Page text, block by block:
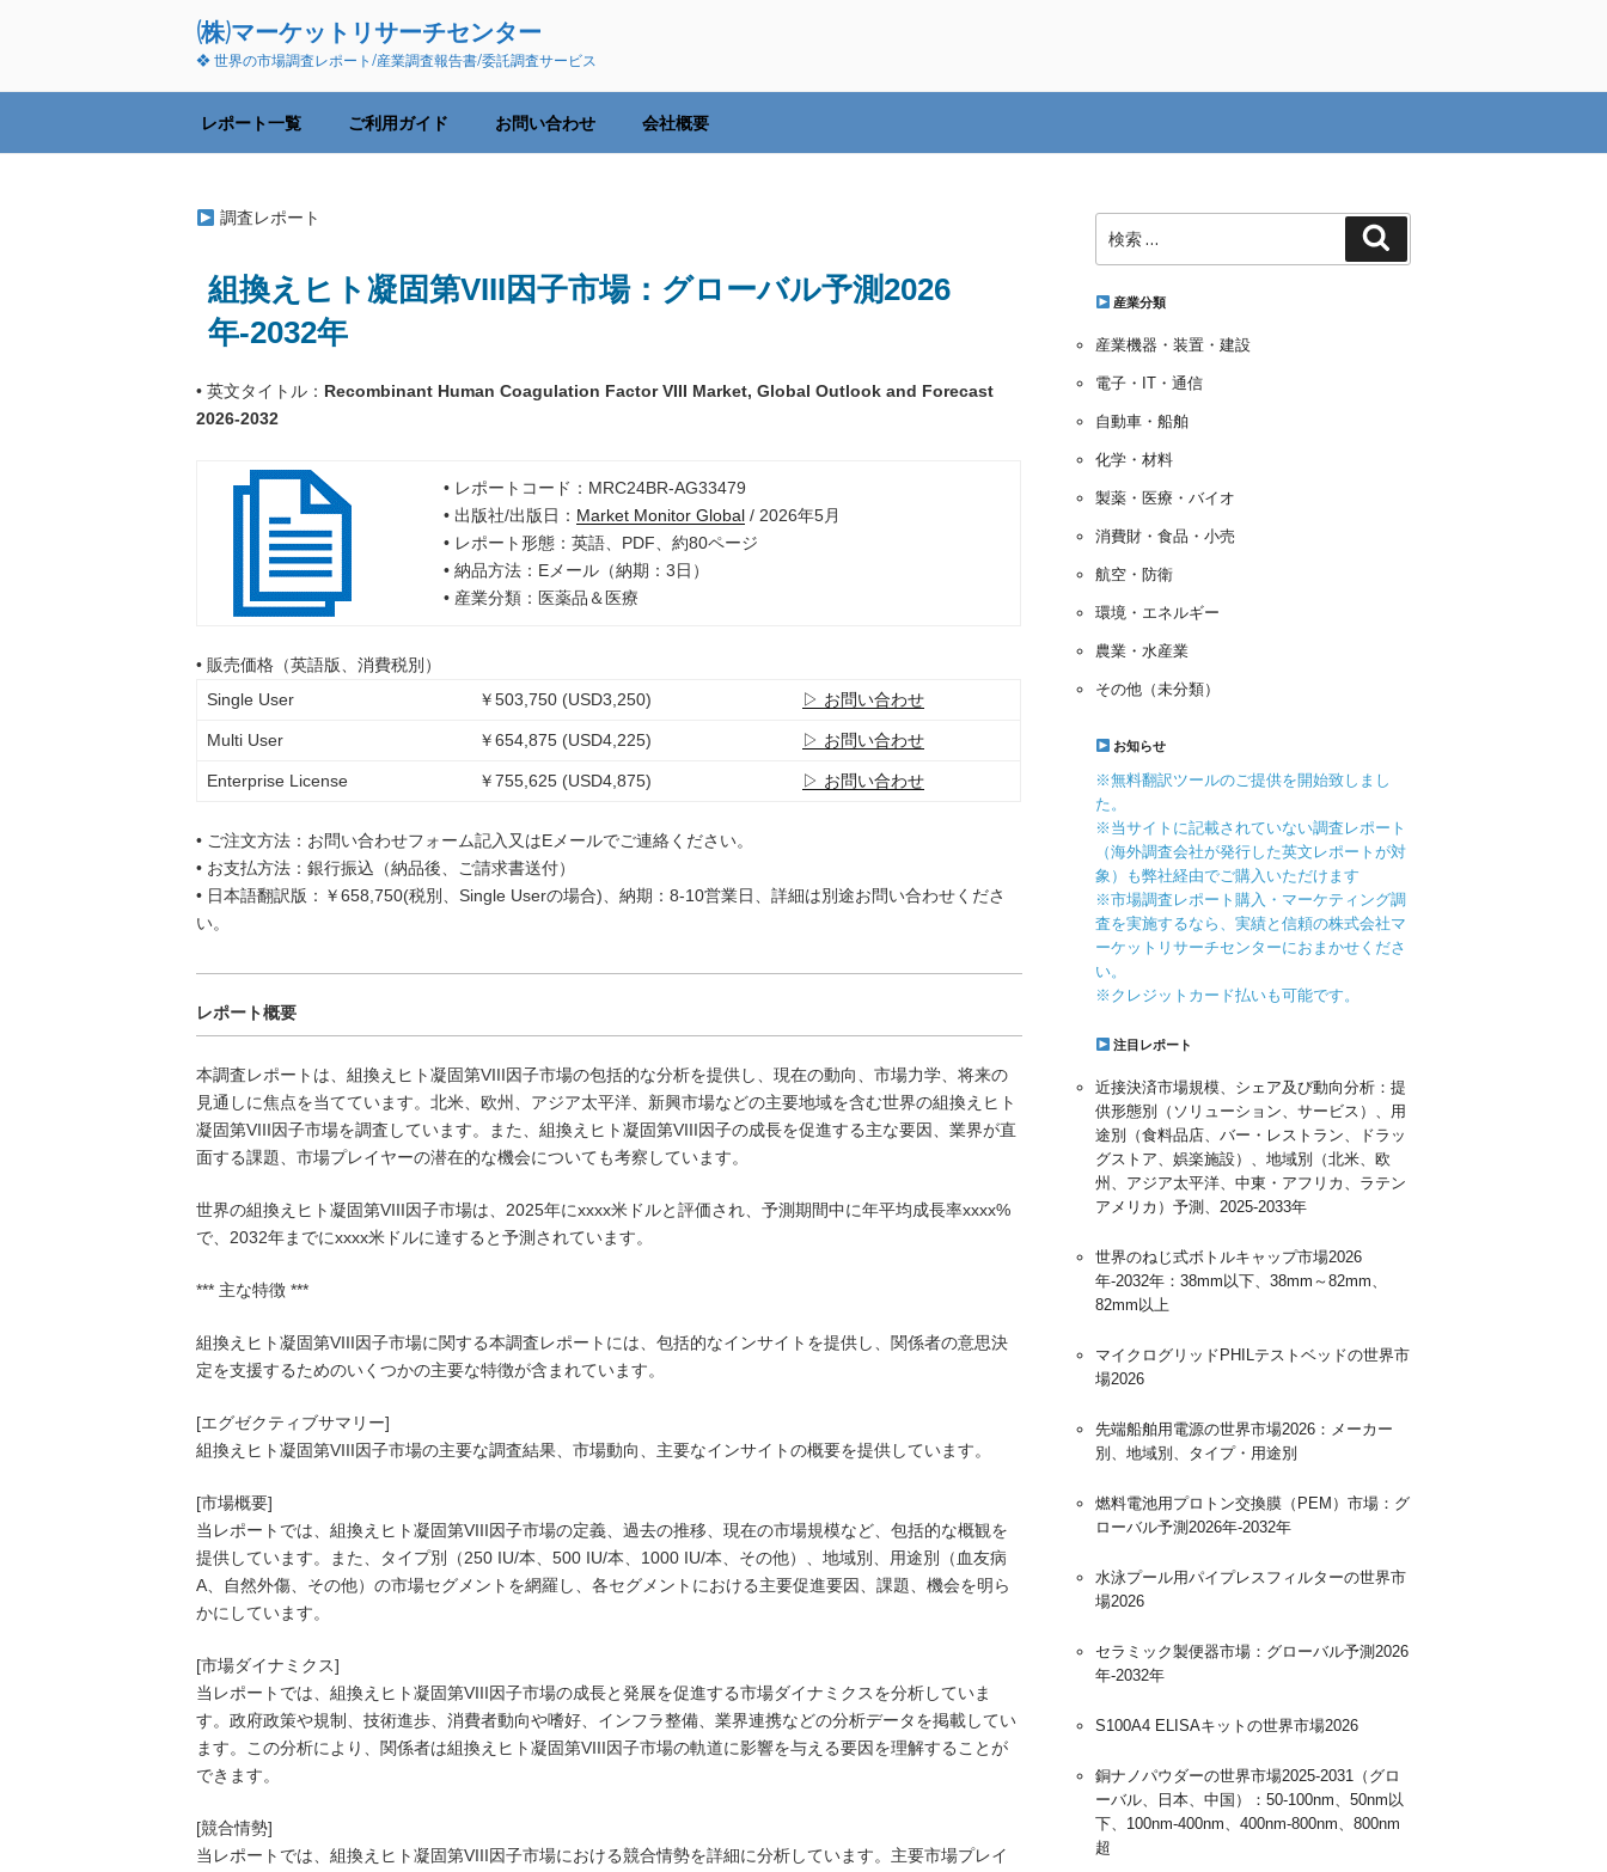
ン
へ
(株)マーケットリサーチセンター
❖ 世界の市場調査レポート/産業調査報告書/委託調査サービス
レポート一覧 ご利用ガイド お問い合わせ 会社概要
調査レポート
組換えヒト凝固第VIII因子市場：グローバル予測2026
年-2032年
• 英文タイトル： Recombinant Human Coagulation Factor VIII Market, Global Outlook and Forecast
2026-2032
• レポートコード：MRC24BR-AG33479
• 出版社/出版日： Market Monitor Global/ 2026年5月
• レポート形態：英語、PDF、約80ページ
• 納品方法：Eメール（納期：3日）
• 産業分類：医薬品＆医療
• 販売価格（英語版、消費税別）
Single User
￥503,750 (USD3,250) ▷ お問い合わせ
Multi User ￥654,875 (USD4,225) ▷ お問い合わせ
Enterprise License ￥755,625 (USD4,875) ▷ お問い合わせ
• ご注文方法：お問い合わせフォーム記入又はEメールでご連絡ください。
• お支払方法：銀行振込（納品後、ご請求書送付）
• 日本語翻訳版：￥658,750(税別、Single Userの場合)、納期：8-10営業日、詳細は別途お問い合わせくださ
い。
レポート概要
本調査レポートは、組換えヒト凝固第VIII因子市場の包括的な分析を提供し、現在の動向、市場力学、将来の
見通しに焦点を当てています。北米、欧州、アジア太平洋、新興市場などの主要地域を含む世界の組換えヒト
凝固第VIII因子市場を調査しています。また、組換えヒト凝固第VIII因子の成長を促進する主な要因、業界が直
面する課題、市場プレイヤーの潜在的な機会についても考察しています。
世界の組換えヒト凝固第VIII因子市場は、2025年にxxxx米ドルと評価され、予測期間中に年平均成長率xxxx%
で、2032年までにxxxx米ドルに達すると予測されています。
*** 主な特徴 ***
組換えヒト凝固第VIII因子市場に関する本調査レポートには、包括的なインサイトを提供し、関係者の意思決
定を支援するためのいくつかの主要な特徴が含まれています。
[エグゼクティブサマリー]
組換えヒト凝固第VIII因子市場の主要な調査結果、市場動向、主要なインサイトの概要を提供しています。
[市場概要]
当レポートでは、組換えヒト凝固第VIII因子市場の定義、過去の推移、現在の市場規模など、包括的な概観を
提供しています。また、タイプ別（250 IU/本、500 IU/本、1000 IU/本、その他）、地域別、用途別（血友病
A、自然外傷、その他）の市場セグメントを網羅し、各セグメントにおける主要促進要因、課題、機会を明ら
かにしています。
[市場ダイナミクス]
当レポートでは、組換えヒト凝固第VIII因子市場の成長と発展を促進する市場ダイナミクスを分析していま
す。政府政策や規制、技術進歩、消費者動向や嗜好、インフラ整備、業界連携などの分析データを掲載してい
ます。この分析により、関係者は組換えヒト凝固第VIII因子市場の軌道に影響を与える要因を理解することが
できます。
[競合情勢]
当レポートでは、組換えヒト凝固第VIII因子市場における競合情勢を詳細に分析しています。主要市場プレイ
索:
産業分類
産業機器・装置・建設
電子・IT・通信
自動車・船舶
化学・材料
製薬・医療・バイオ
消費財・食品・小売
航空・防衛
環境・エネルギー
農業・水産業
その他（未分類）
お知らせ
※無料翻訳ツールのご提供を開始致しまし
た。
※当サイトに記載されていない調査レポート
（海外調査会社が発行した英文レポートが対
象）も弊社経由でご購入いただけます
※市場調査レポート購入・マーケティング調
査を実施するなら、実績と信頼の株式会社マ
ーケットリサーチセンターにおまかせくださ
い。
※クレジットカード払いも可能です。
注目レポート
近接決済市場規模、シェア及び動向分析：提
供形態別（ソリューション、サービス）、用
途別（食料品店、バー・レストラン、ドラッ
グストア、娯楽施設）、地域別（北米、欧
州、アジア太平洋、中東・アフリカ、ラテン
アメリカ）予測、2025-2033年
世界のねじ式ボトルキャップ市場2026
年-2032年：38mm以下、38mm～82mm、
82mm以上
マイクログリッドPHILテストベッドの世界市
場2026
先端船舶用電源の世界市場2026：メーカー
別、地域別、タイプ・用途別
燃料電池用プロトン交換膜（PEM）市場：グ
ローバル予測2026年-2032年
水泳プール用パイプレスフィルターの世界市
場2026
セラミック製便器市場：グローバル予測2026
年-2032年
S100A4 ELISAキットの世界市場2026
銅ナノパウダーの世界市場2025-2031（グロ
ーバル、日本、中国）：50-100nm、50nm以
下、100nm-400nm、400nm-800nm、800nm
超